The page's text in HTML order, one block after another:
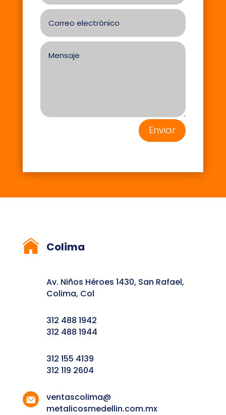
Enviar
Colima
Av. Niños Héroes 1430, San Rafael,
Colima, Col
312 488 1942
312 488 1944
312 155 4139
312 119 2604
ventascolima@
metalicosmedellin.com.mx